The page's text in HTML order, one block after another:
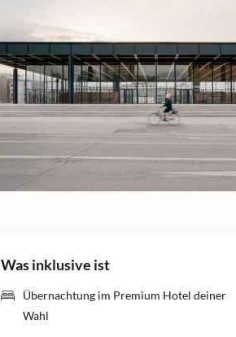
Was inklusive ist
Übernachtung im Premium Hotel deiner
Wahl